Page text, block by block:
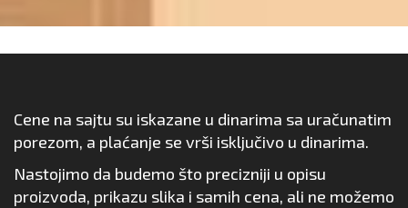
Cene na sajtu su iskazane u dinarima sa uračunatim
porezom, a plaćanje se vrši isključivo u dinarima.
Nastojimo da budemo što precizniji u opisu
proizvoda, prikazu slika i samih cena, ali ne možemo